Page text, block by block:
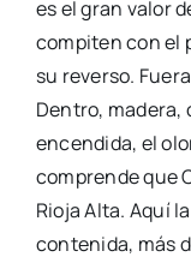
es el gran valor
compiten con el
su reverso.
Dentro, madera,
encendida, el
comprende que
Rioja Alta. Aquí
contenida, más